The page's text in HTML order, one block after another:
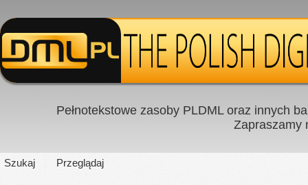
Pełnotekstowe zasoby PLDML oraz innych
Zapraszamy
Szukaj Przeglądaj